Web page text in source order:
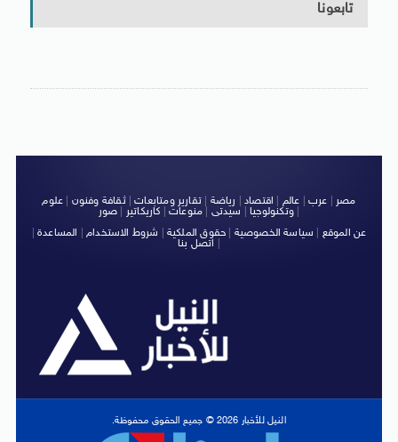
تابعونا
مصر عرب عالم اقتصاد رياضة |تقارير ومتابعات|ثقافة وفنون
علوم
وتكنولوجيا| سيدتى منوعات كاريكاتير صور
|
عن الموقع
سياسة الخصوصية حقوق الملكية شروط الاستخدام| المساعدة|
اتصل بنا
النيل للأخبار 2026 © جميع الحقوق محفوظة.